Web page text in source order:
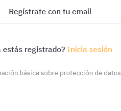
Regístrate con tu email
estás registrado? Inicia sesión
básica sobre protección de datos